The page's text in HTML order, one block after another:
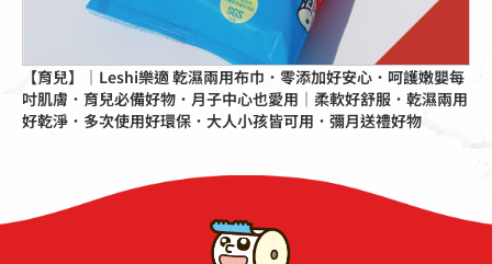
【育兒】｜Leshi樂適 乾濕兩用布巾．零添加好安心．呵護嫩嬰每
吋肌膚．育兒必備好物．月子中心也愛用｜柔軟好舒服．乾濕兩用
好乾淨．多次使用好環保．大人小孩皆可用．彌月送禮好物